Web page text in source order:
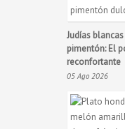
Judías
pimentón: El
reconfortante
05 Ago 2026